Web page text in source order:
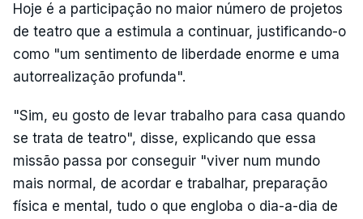
Hoje é a participação no maior número de projetos
de teatro que a estimula a continuar, justificando-o
como "um sentimento de liberdade enorme e uma
autorrealização profunda".
"Sim, eu gosto de levar trabalho para casa quando
se trata de teatro", disse, explicando que essa
missão passa por conseguir "viver num mundo
mais normal, de acordar e trabalhar, preparação
física e mental, tudo o que engloba o dia-a-dia de